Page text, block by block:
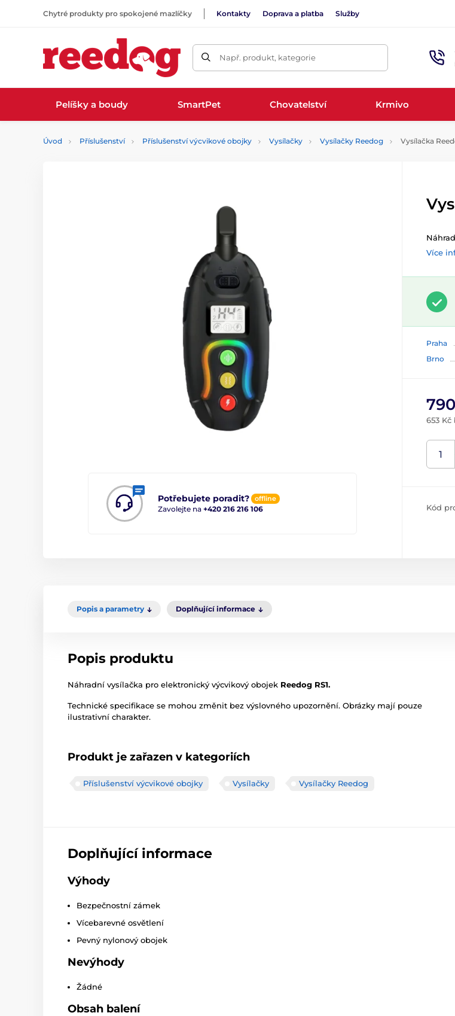
Chytré produkty pro spokojené mazlíčky Kontakty Doprava a platba Služby
Např. produkt, kategorie
Pelíšky a boudy SmartPet Chovatelství Krmivo
Úvod Příslušenství Příslušenství výcvikové obojky Vysílačky Vysílačky Reedog Vysílačka
Potřebujete poradit? offline
Zavolejte na +420 216 216 106
Více
Praha
Brno
653 Kč
Kód
Popis a parametry Doplňující informace
Popis produktu
Náhradní vysílačka pro elektronický výcvikový obojek Reedog RS1.
Technické specifikace se mohou změnit bez výslovného upozornění. Obrázky mají pouze
ilustrativní charakter.
Produkt je zařazen v kategoriích
Příslušenství výcvikové obojky Vysílačky Vysílačky Reedog
Doplňující informace
Výhody
Bezpečnostní zámek
Vícebarevné osvětlení
Pevný nylonový obojek
Nevýhody
Žádné
Obsah balení